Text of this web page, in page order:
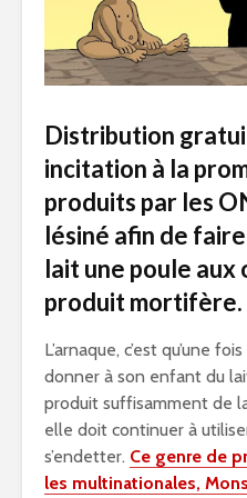
Distribution
incitation à la
produits par les
lésiné afin de
lait une poule aux
produit mortifère.
L’arnaque, c’est qu’une
donner à son enfant du
produit suffisamment de
elle doit continuer à
s’endetter. Ce genre de
les multinationales,